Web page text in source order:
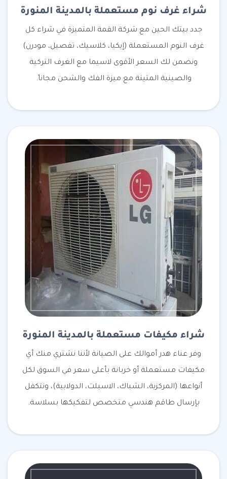
شراء غرف نوم مستعملة بالمدينة المنورة
جدد بيتك الحين مع شركة القمة المتميزة في شراء كل
غرف النوم المستعملة (إيكيا، كلاسيك، تفصيل، مودرن)
ونضمن لك السعر الأقوى لاسيما مع الغرف التركية
والصينية المتينة مع ميزة الفك والشحن مجاناً.
شراء مكيفات مستعملة بالمدينة المنورة
وفر عناء هدر أموالك على الصيانة لأننا نشتري منك أي
مكيفات مستعملة أو خربانة بأعلى سعر في السوق لكل
أنواعها (المركزية، الشباك، الاسبلت، الدولابية)، ونتكفل
بإرسال طاقم هندسي متخصص لتفكيكها بسلاسة.